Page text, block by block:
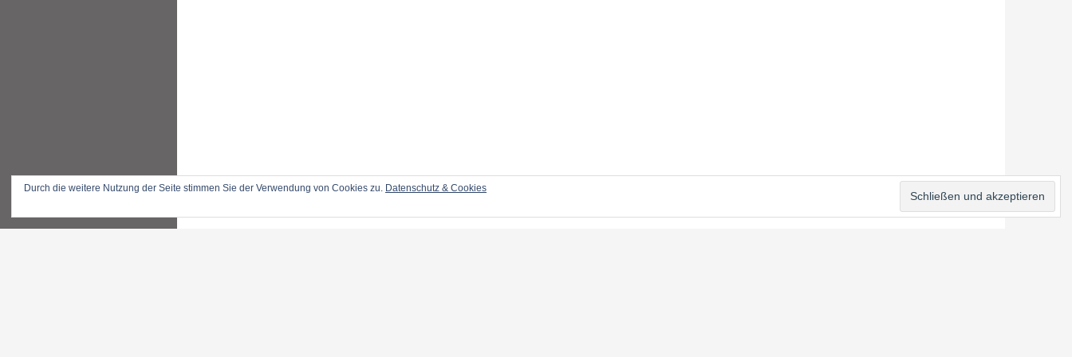
Durch die weitere Nutzung der Seite stimmen Sie der Verwendung von Cookies zu. Datenschutz & Cookies